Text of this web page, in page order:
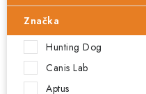
Značka
Hunting Dog
Canis Lab
Aptus